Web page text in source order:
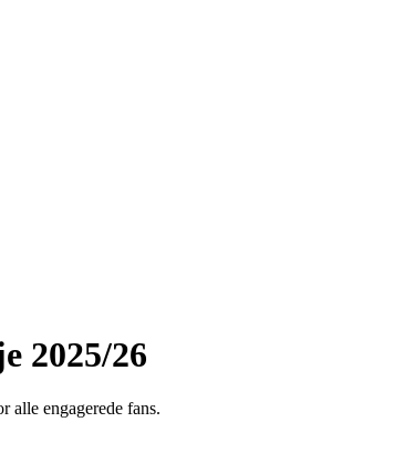
2025/26
alle engagerede fans.